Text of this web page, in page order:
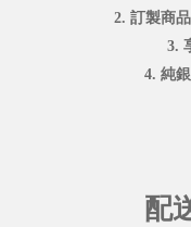
2. 訂製商
3.
4. 純
配